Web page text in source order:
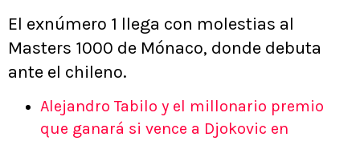
El exnúmero 1 llega con molestias al
Masters 1000 de Mónaco, donde debuta
ante el chileno.
Alejandro Tabilo y el millonario premio
que ganará si vence a Djokovic en